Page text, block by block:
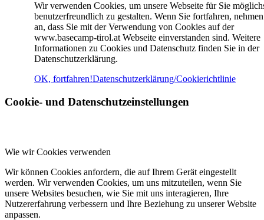
Wir verwenden Cookies, um unsere Webseite für Sie
benutzerfreundlich zu gestalten. Wenn Sie fortfahren,
an, dass Sie mit der Verwendung von Cookies auf der
www.basecamp-tirol.at Webseite einverstanden sind. Weitere
Informationen zu Cookies und Datenschutz finden Sie in der
Datenschutzerklärung.
OK, fortfahren!Datenschutzerklärung/Cookierichtlinie
Cookie- und Datenschutzeinstellungen
Wie wir Cookies verwenden
Wir können Cookies anfordern, die auf Ihrem Gerät eingestellt
werden. Wir verwenden Cookies, um uns mitzuteilen, wenn Sie
unsere Websites besuchen, wie Sie mit uns interagieren, Ihre
Nutzererfahrung verbessern und Ihre Beziehung zu unserer Website
anpassen.